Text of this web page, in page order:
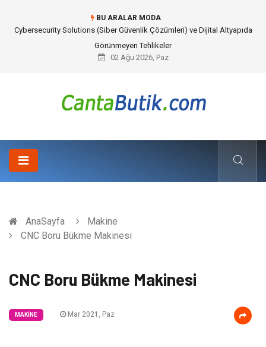
BU ARALAR MODA
Cybersecurity Solutions (Siber Güvenlik Çözümleri) ve Dijital Altyapıda
Görünmeyen Tehlikeler
02 Ağu 2026, Paz
AnaSayfa
Makine
CNC Boru Bükme Makinesi
CNC Boru Bükme Makinesi
MAKINE Mar 2021, Paz